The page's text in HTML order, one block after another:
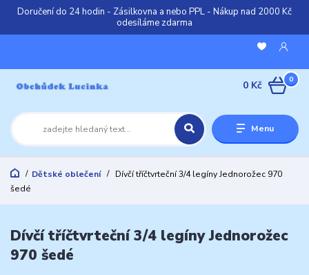
Doručení do 24 hodin - Zásilkovna a nebo PPL - Nákup nad 2000 Kč
odesíláme zdarma
Menu
0
0 Kč
Dětské oblečení
Dívčí tříčtvrteční 3/4 legíny Jednorožec 970
šedé
Dívčí tříčtvrteční 3/4 legíny Jednorožec
970 šedé